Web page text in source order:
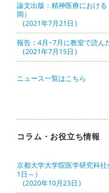
論文出版：精神医療におけ
岡）
2021年7月21日
報告：4月~7月に教室で読ん
2021年7月15日
ニュース一覧はこちら
コラム・お役立ち情報
京都大学大学院医学研究科
1日～）
2020年10月23日